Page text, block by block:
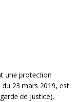
une protection
du 23 mars 2019, est
de justice).